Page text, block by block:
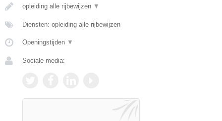
opleiding alle rijbewijzen ▼
Diensten: opleiding alle rijbewijzen
Openingstijden ▼
Sociale media: